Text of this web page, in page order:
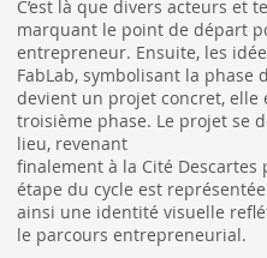
C’est là que divers acteurs et
marquant le point de départ
entrepreneur. Ensuite, les
FabLab, symbolisant la phase
devient un projet concret, elle
troisième phase. Le projet se
lieu, revenant
finalement à la Cité
étape du cycle est
ainsi une identité visuelle
le parcours entrepreneurial.